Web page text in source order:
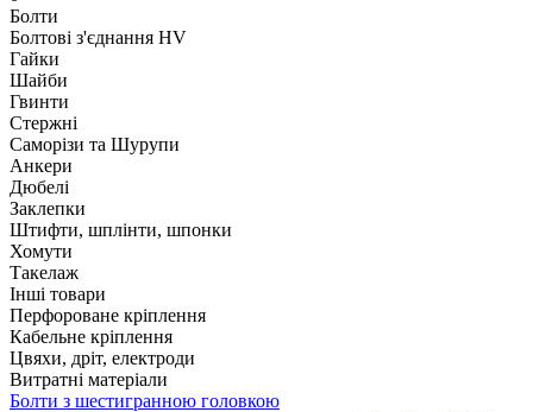
Болти
Болтові з'єднання HV
Гайки
Шайби
Гвинти
Стержні
Саморізи та Шурупи
Анкери
Дюбелі
Заклепки
Штифти, шплінти, шпонки
Хомути
Такелаж
Інші товари
Перфороване кріплення
Кабельне кріплення
Цвяхи, дріт, електроди
Витратні матеріали
Болти з шестигранною головкою